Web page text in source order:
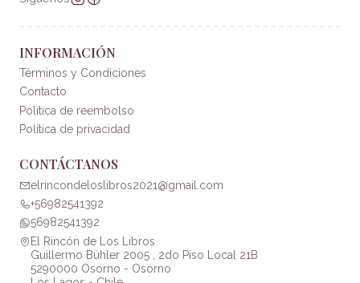
INFORMACIÓN
Términos y Condiciones
Contacto
Política de reembolso
Política de privacidad
CONTÁCTANOS
elrincondeloslibros2021@gmail.com
+56982541392
56982541392
El Rincón de Los Libros
Guillermo Bühler 2005 , 2do Piso Local 21B
5290000 Osorno - Osorno